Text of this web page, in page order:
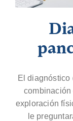
El diagnóstico
exploración
le